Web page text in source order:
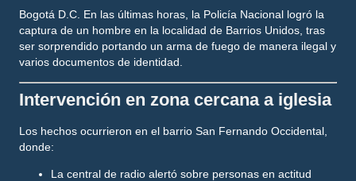
Bogotá D.C. En las últimas horas, la Policía Nacional logró la
captura de un hombre en la localidad de Barrios Unidos, tras
ser sorprendido portando un arma de fuego de manera ilegal y
varios documentos de identidad.
Intervención en zona cercana a iglesia
Los hechos ocurrieron en el barrioSan Fernando Occidental
donde:
La central de radio alertó sobre personas en actitud